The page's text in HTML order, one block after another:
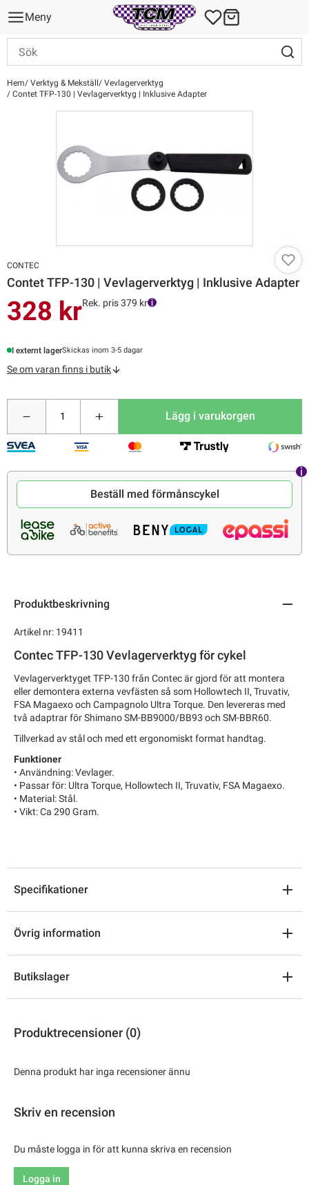
Meny
Hem Verktyg & Mekställ
Vevlagerverktyg
Contet TFP-130 | Vevlagerverktyg | Inklusive Adapter
CONTEC
Contet TFP-130 | Vevlagerverktyg | Inklusive Adapter
328 krRek. pris 379 kr
I externt lagerSkickas inom 3-5 dagar
Se om varan finns i butik
Lägg i varukorgen
Beställ med förmånscykel
Produktbeskrivning
Artikel nr: 19411
Contec TFP-130 Vevlagerverktyg för cykel
Vevlagerverktyget TFP-130 från Contec är gjord för att montera
eller demontera externa vevfästen så som Hollowtech II, Truvativ,
FSA Magaexo och Campagnolo Ultra Torque. Den levereras med
två adaptrar för Shimano SM-BB9000/BB93 och SM-BBR60.
Tillverkad av stål och med ett ergonomiskt format handtag.
Funktioner
• Användning: Vevlager.
• Passar för: Ultra Torque, Hollowtech II, Truvativ, FSA Magaexo.
• Material: Stål.
• Vikt: Ca 290 Gram.
Specifikationer
Övrig information
Butikslager
Produktrecensioner (0)
Denna produkt har inga recensioner ännu
Skriv en recension
Du måste logga in för att kunna skriva en recension
Logga in